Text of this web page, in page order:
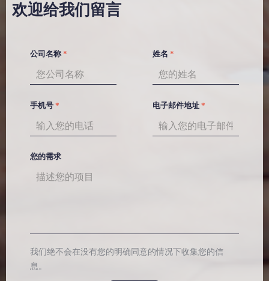
欢迎给我们留言
公司名称 * 姓名 *
手机号 * 电子邮件地址 *
您的需求
我们绝不会在没有您的明确同意的情况下收集您的信
息。